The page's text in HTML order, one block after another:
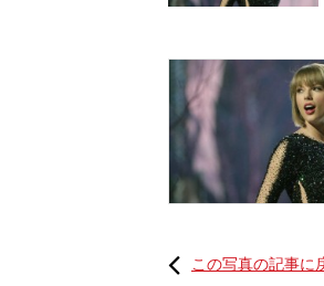
この写真の記事に